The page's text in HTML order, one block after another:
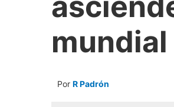
Por R Padrón